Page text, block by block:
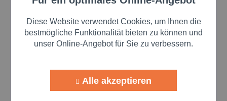
Funktionsfähigkeit des
Schmierfilms
−30 °C
VKA-Schweißkraft ≥ 5.000 N
Marketing Aktiv
Personalisierung Aktiv
Diese Website verwendet Cookies, um Ihnen die
bestmögliche Funktionalität bieten zu können und
unser Online-Angebot für Sie zu verbessern.
Alle akzeptieren